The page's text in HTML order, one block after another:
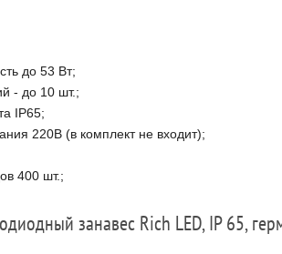
до 53 Вт;
- до 10 шт.;
IP65;
220В (в комплект не входит);
400 шт.;
занавес Rich LED, IP 65,